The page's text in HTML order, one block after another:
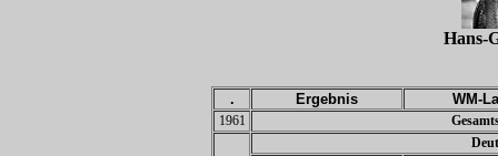
Hans-
. Ergebnis WM-
1961